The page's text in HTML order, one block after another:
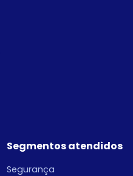
Segmentos atendidos
Segurança